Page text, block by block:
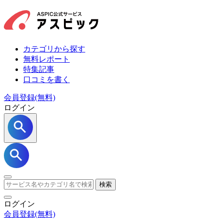
カテゴリから探す
無料レポート
特集記事
口コミを書く
会員登録(無料)
ログイン
検索
ログイン
会員登録(無料)